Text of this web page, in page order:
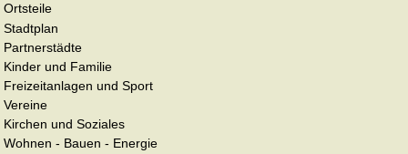
Ortsteile
Stadtplan
Partnerstädte
Kinder und Familie
Freizeitanlagen und Sport
Vereine
Kirchen und Soziales
Wohnen - Bauen - Energie